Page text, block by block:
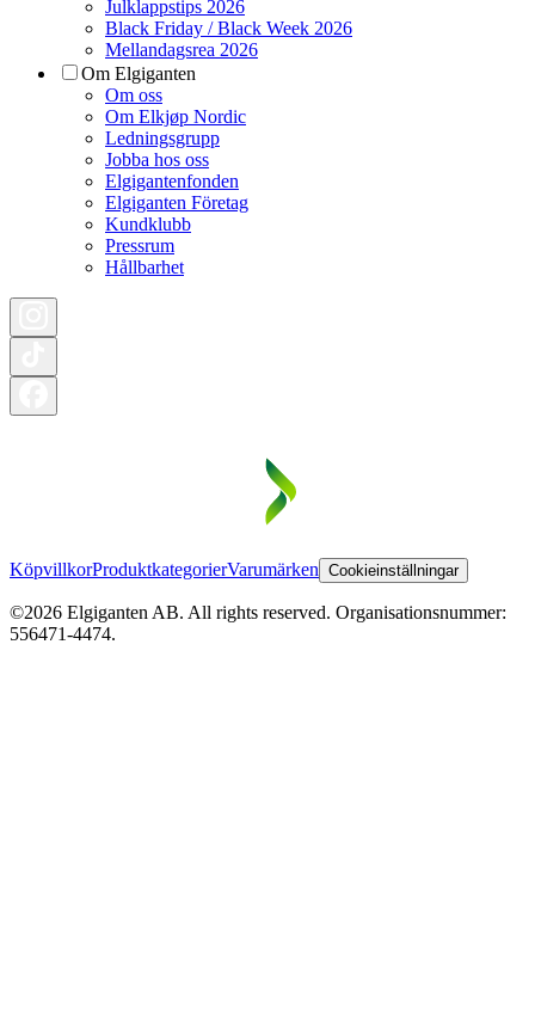
Julklappstips 2026
Black Friday / Black Week 2026
Mellandagsrea 2026
Om Elgiganten
Om oss
Om Elkjøp Nordic
Ledningsgrupp
Jobba hos oss
Elgigantenfonden
Elgiganten Företag
Kundklubb
Pressrum
Hållbarhet
KöpvillkorProduktkategorierVarumärken Cookieinställningar
©2026 Elgiganten AB. All rights reserved. Organisationsnummer:
556471-4474.